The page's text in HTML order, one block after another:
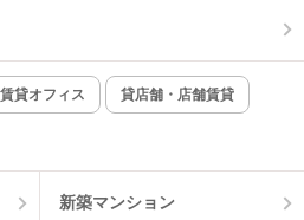
貸オフィス 貸店舗・店舗賃貸
新築マンション